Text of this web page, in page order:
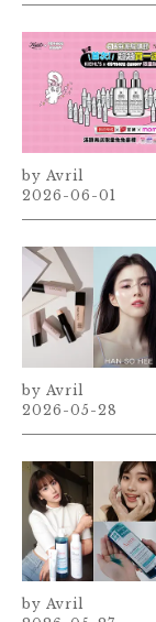
Avril
2026-06-01
Avril
2026-05-28
Avril